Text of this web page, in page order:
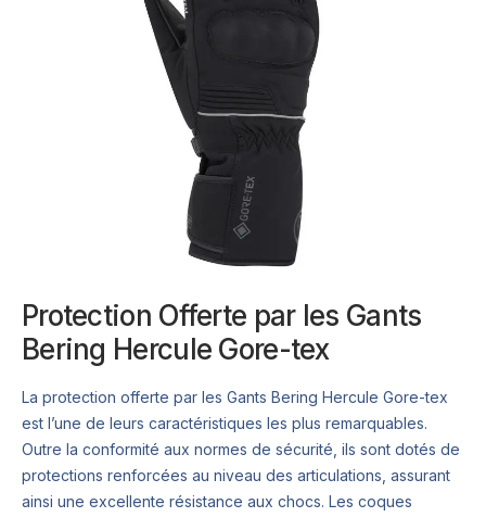
Protection Offerte par les Gants
Bering Hercule Gore-tex
La protection offerte par les Gants Bering Hercule Gore-tex
est l’une de leurs caractéristiques les plus remarquables.
Outre la conformité aux normes de sécurité, ils sont dotés de
protections renforcées au niveau des articulations, assurant
ainsi une excellente résistance aux chocs. Les coques